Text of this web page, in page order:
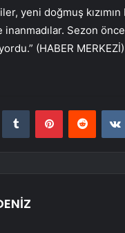
yeni doğmuş
Sezon
(HABER MERKEZİ)
Tumblr PinterestReddit